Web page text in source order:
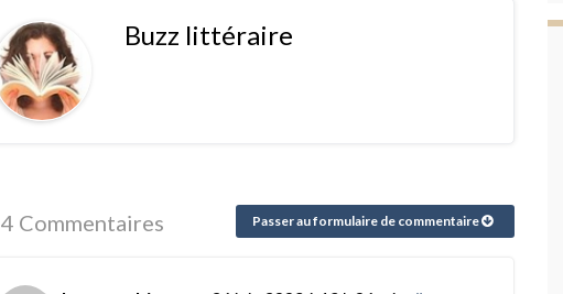
Buzz littéraire
4 Commentaires Passer au formulaire de commentaire